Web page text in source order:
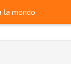
la mondo